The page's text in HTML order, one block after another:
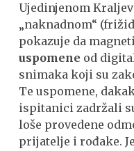
Ujedinjenom
„naknadnom“
pokazuje da
uspomene od
snimaka koji su
Te uspomene,
ispitanici zadržali
loše provedene
prijatelje i rođake.